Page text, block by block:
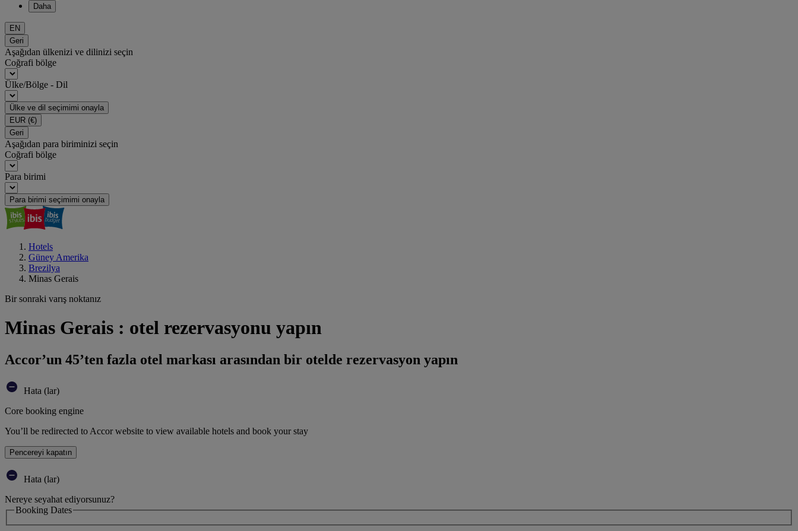
Daha
EN
Geri
Aşağıdan ülkenizi ve dilinizi seçin
Coğrafi bölge
Ülke/Bölge - Dil
Ülke ve dil seçimimi onayla
EUR (€)
Geri
Aşağıdan para biriminizi seçin
Coğrafi bölge
Para birimi
Para birimi seçimimi onayla
Hotels
Güney Amerika
Brezilya
Minas Gerais
Bir sonraki varış noktanız
Minas Gerais : otel rezervasyonu yapın
Accor’un 45’ten fazla otel markası arasından bir otelde rezervasyon yapın
Hata (lar)
Core booking engine
You’ll be redirected to Accor website to view available hotels and book your stay
Pencereyi kapatın
Hata (lar)
Nereye seyahat ediyorsunuz?
Booking Dates